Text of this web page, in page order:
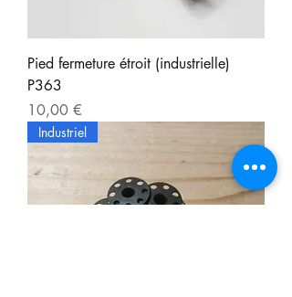
Pied fermeture étroit (industrielle)
P363
Prix
10,00 €
Industriel